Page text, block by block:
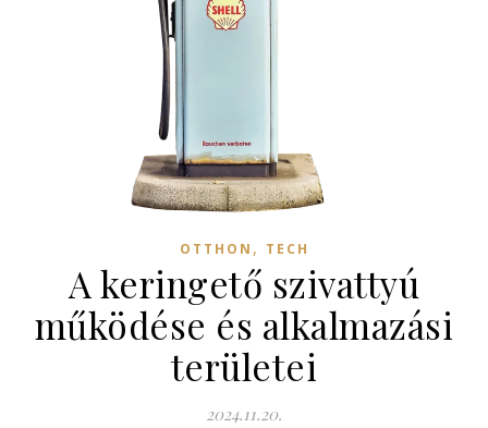
OTTHON , TECH
A keringető szivattyú
működése és alkalmazási
területei
2024.11.20.